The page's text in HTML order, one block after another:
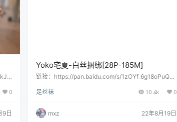
0
9日
Yoko宅夏-白丝捆绑[28P-185M]
链接：https://pan.baidu.com/s/1zOYf_6g18oPuQ3
盘手机App，操作更方便哦 会员用户直接提取：
足丝袜 10.4k 0
mxz 22年8月19日